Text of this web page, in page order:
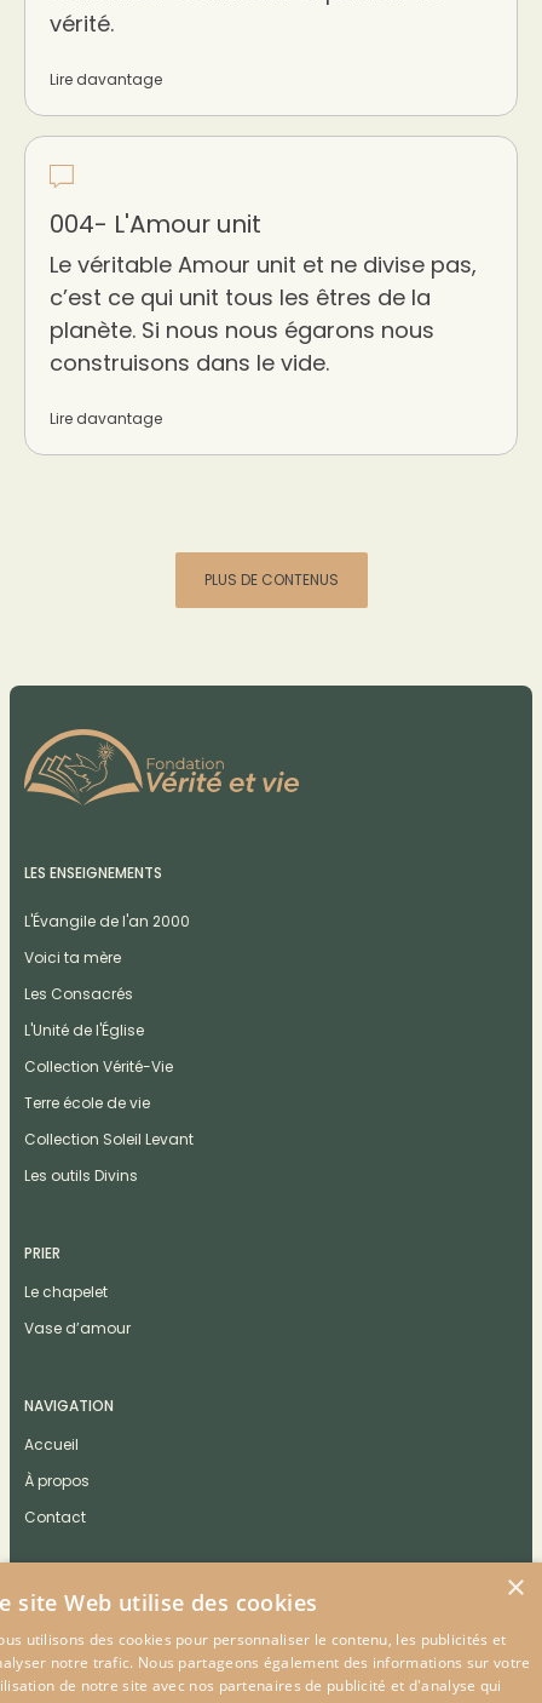
vérité.
Lire davantage
004- L'Amour unit
Le véritable Amour unit et ne divise pas,
c’est ce qui unit tous les êtres de la
planète. Si nous nous égarons nous
construisons dans le vide.
Lire davantage
PLUS DE CONTENUS
LES ENSEIGNEMENTS
L'Évangile de l'an 2000
Voici ta mère
Les Consacrés
L'Unité de l'Église
Collection Vérité-Vie
Terre école de vie
Collection Soleil Levant
Les outils Divins
PRIER
Le chapelet
Vase d’amour
NAVIGATION
Accueil
À propos
Contact
CONTACT
×
site Web utilise des cookies
utilisons des cookies pour personnaliser le contenu, les publicités et
notre trafic. Nous partageons également des informations sur votre
de notre site avec nos partenaires de publicité et d'analyse qui